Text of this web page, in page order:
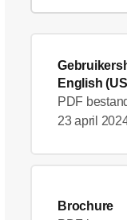
English
PDF
23 april
Brochure